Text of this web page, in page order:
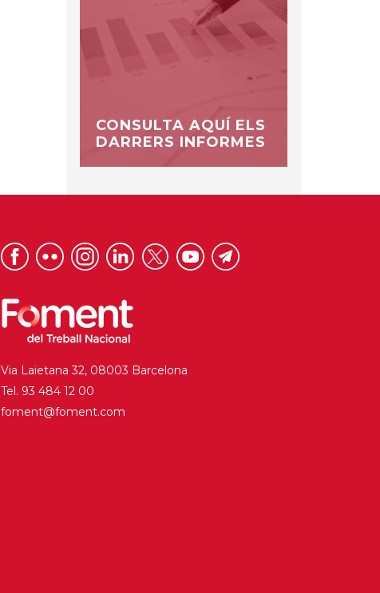
CONSULTA AQUÍ ELS
DARRERS INFORMES
Via Laietana 32, 08003 Barcelona
Tel. 93 484 12 00
foment@foment.com